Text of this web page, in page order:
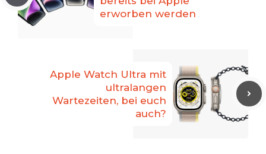
erworben werden
Apple Watch Ultra mit
ultralangen
Wartezeiten, bei euch
auch?